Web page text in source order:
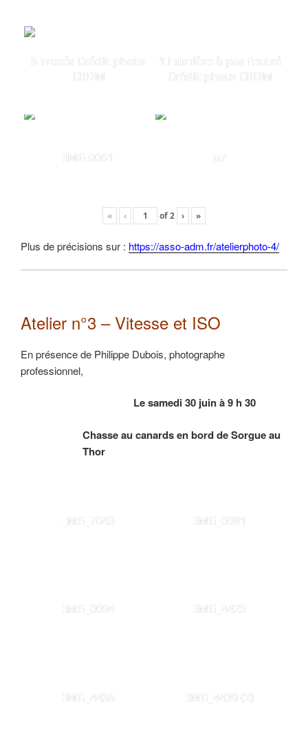
5 Tracés Crédit photo
CRDM
1 Lumière à pas feutré
Crédit photo CRDM
IMG 0061 a7
« ‹ of2 › »
Plus de précisions sur : https://asso-adm.fr/atelierphoto-4/
Atelier n°3 – Vitesse et ISO
En présence de Philippe Dubois, photographe
professionnel,
Le samedi 30 juin à 9 h 30
Chasse au canards en bord de Sorgue au
Thor
_MG_7043 IMG_0091
IMG_0094 IMG_4425
IMG_4436 IMG_4439 (2)